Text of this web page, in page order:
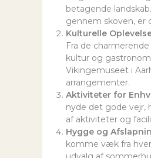
betagende
gennem skoven, er
Kulturelle
Fra de
kultur og
Vikingemuseet i
arrangementer.
Aktiviteter for
nyde det gode vejr,
af aktiviteter og
Hygge og
komme væk fra